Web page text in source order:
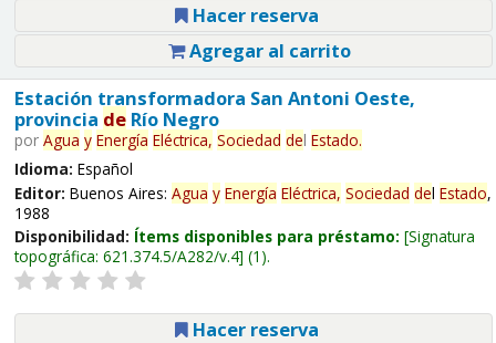
Hacer reserva
Agregar al carrito
Estación transformadora San Antoni Oeste,
provincia deRío Negro
por Agua y Energía Eléctrica, Sociedad del Estado.
Idioma: Español
Editor: Buenos Aires: Agua y Energía Eléctrica, Sociedad del Estado,
1988
Disponibilidad: Ítems disponibles para préstamo: Signatura
topográfica: 621.374.5/A282/v.4 (1).
Hacer reserva